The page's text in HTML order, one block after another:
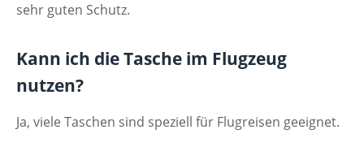
sehr guten Schutz.
Kann ich die Tasche im Flugzeug
nutzen?
Ja, viele Taschen sind speziell für Flugreisen geeignet.